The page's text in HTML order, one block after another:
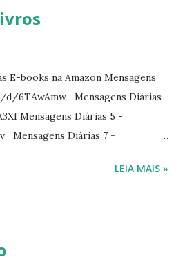
E-books na Amazon Mensagens
6TAwAmw Mensagens Diárias
Mensagens Diárias 5 -
Mensagens Diárias 7 -
Diárias 10 -
LEIA MAIS »